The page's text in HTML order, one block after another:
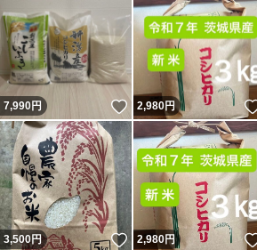
7,990円 いいね！
2,980円
3,500円 いいね！
2,980円